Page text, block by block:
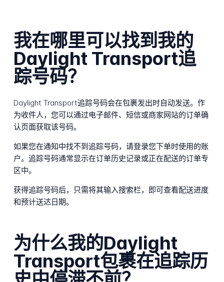
我在哪里可以找到我的
Daylight Transport追
踪号码？
Daylight Transport追踪号码会在包裹发出时自动发送。作
为收件人，您可以通过电子邮件、短信或商家网站的订单确
认页面获取该号码。
如果您在通知中找不到追踪号码，请登录您下单时使用的账
户。追踪号码通常显示在订单历史记录或正在配送的订单专
区中。
获得追踪号码后，只需将其输入搜索栏，即可查看配送进度
和预计送达日期。
为什么我的Daylight
Transport包裹在追踪历